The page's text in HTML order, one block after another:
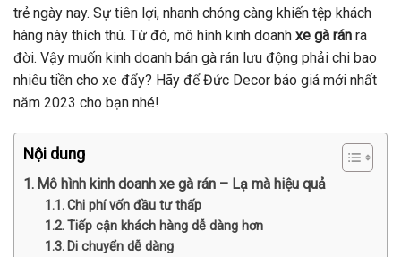
trẻ ngày nay. Sự tiên lợi, nhanh chóng càng khiến tệp khách
hàng này thích thú. Từ đó, mô hình kinh doanh xe gà rán ra
đời. Vậy muốn kinh doanh bán gà rán lưu động phải chi bao
nhiêu tiền cho xe đẩy? Hãy để Đức Decor báo giá mới nhất
năm 2023 cho bạn nhé!
Nội dung
Mô hình kinh doanh xe gà rán – Lạ mà hiệu quả
Chi phí vốn đầu tư thấp
Tiếp cận khách hàng dễ dàng hơn
Di chuyển dễ dàng